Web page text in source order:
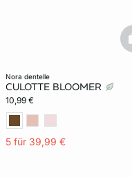
nora dentelle
CULOTTE BLOOMER
10,99 €
5 für 39,99 €